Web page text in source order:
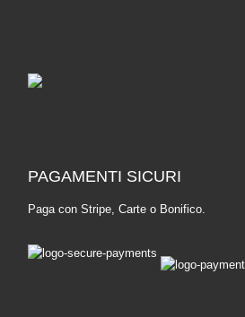
PAGAMENTI SICURI
Paga con Stripe, Carte o Bonifico.